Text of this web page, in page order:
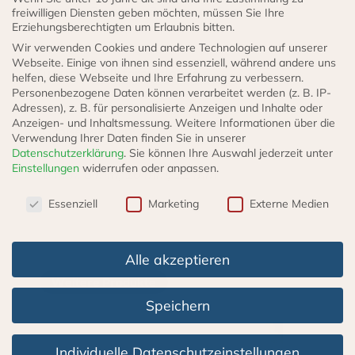
Maschinenbau
Menge
Bremsenteile,Bremsrohr, Befestigung,Sortiment
Zusätzliche Informationen
Größe wählen:
6 mm, 8 mm, 10 mm, 12 mm
Weitere Produkte
freiwilligen Diensten geben möchten, müssen Sie Ihre
Erziehungsberechtigten um Erlaubnis bitten.
Wir verwenden Cookies und andere Technologien auf unserer
Webseite. Einige von ihnen sind essenziell, während andere uns
helfen, diese Webseite und Ihre Erfahrung zu verbessern.
Personenbezogene Daten können verarbeitet werden (z. B. IP-
Adressen), z. B. für personalisierte Anzeigen und Inhalte oder
Anzeigen- und Inhaltsmessung. Weitere Informationen über die
Verwendung Ihrer Daten finden Sie in unserer
Datenschutzerklärung. Sie können Ihre Auswahl jederzeit unter
Einstellungen widerrufen oder anpassen.
Essenziell Marketing Externe Medien
Alle akzeptieren
Speichern